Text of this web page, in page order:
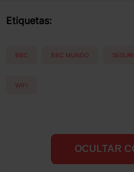
Etiquetas:
BBC BBC MUNDO
WIFI
OCULTAR